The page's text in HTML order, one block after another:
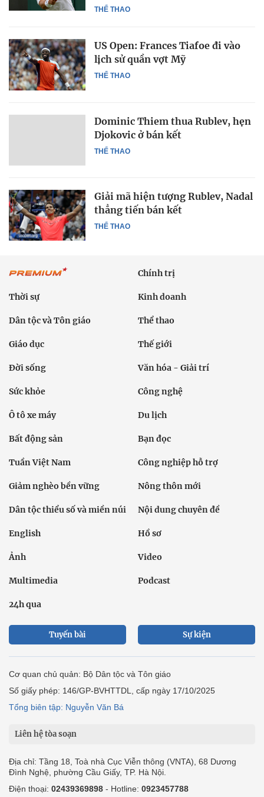
THỂ THAO
THỂ THAO
US Open: Frances Tiafoe đi vào
lịch sử quần vợt Mỹ
THỂ THAO
Dominic Thiem thua Rublev, hẹn
Djokovic ở bán kết
THỂ THAO
Giải mã hiện tượng Rublev, Nadal
thẳng tiến bán kết
Chính trị
Thời sự Kinh doanh
Dân tộc và Tôn giáo Thể thao
Giáo dục Thế giới
Đời sống Văn hóa - Giải trí
Sức khỏe Công nghệ
Ô tô xe máy Du lịch
Bất động sản Bạn đọc
Tuần Việt Nam Công nghiệp hỗ trợ
Giảm nghèo bền vững Nông thôn mới
Dân tộc thiểu số và miền núi Nội dung chuyên đề
English Hồ sơ
Ảnh Video
Multimedia Podcast
24h qua
Tuyến bài Sự kiện
Cơ quan chủ quản: Bộ Dân tộc và Tôn giáo
Số giấy phép: 146/GP-BVHTTDL, cấp ngày 17/10/2025
Tổng biên tập: Nguyễn Văn Bá
Liên hệ tòa soạn
Địa chỉ: Tầng 18, Toà nhà Cục Viễn thông (VNTA), 68 Dương
Đình Nghệ, phường Cầu Giấy, TP. Hà Nội.
Điện thoại: 02439369898 - Hotline: 0923457788